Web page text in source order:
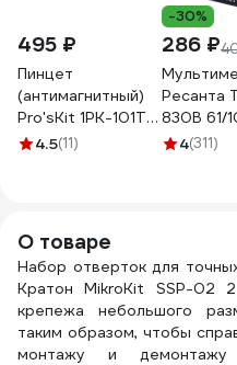
495 ₽
Пинцет
(антимагнитный)
Pro'sKit 1PK-101T
00072643
4.5(11)
-30%
286 ₽
Ресанта
830B 61/
4(311)
О товаре
Набор отверток для
Кратон MikroKit SSP-
крепежа небольшого
таким образом, чтобы
монтажу и